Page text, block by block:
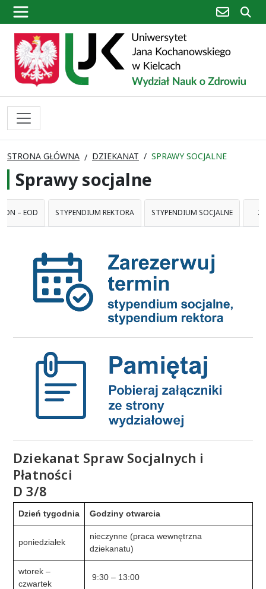
poczta
STRONA GŁÓWNA DZIEKANAT SPRAWY SOCJALNE
Sprawy socjalne
– EOD STYPENDIUM REKTORA STYPENDIUM SOCJALNE
Dziekanat Spraw Socjalnych i
Płatności
D 3/8
Dzień tygodnia Godziny otwarcia
poniedziałek
nieczynne (praca wewnętrzna
dziekanatu)
wtorek –
czwartek
9:30 – 13:00